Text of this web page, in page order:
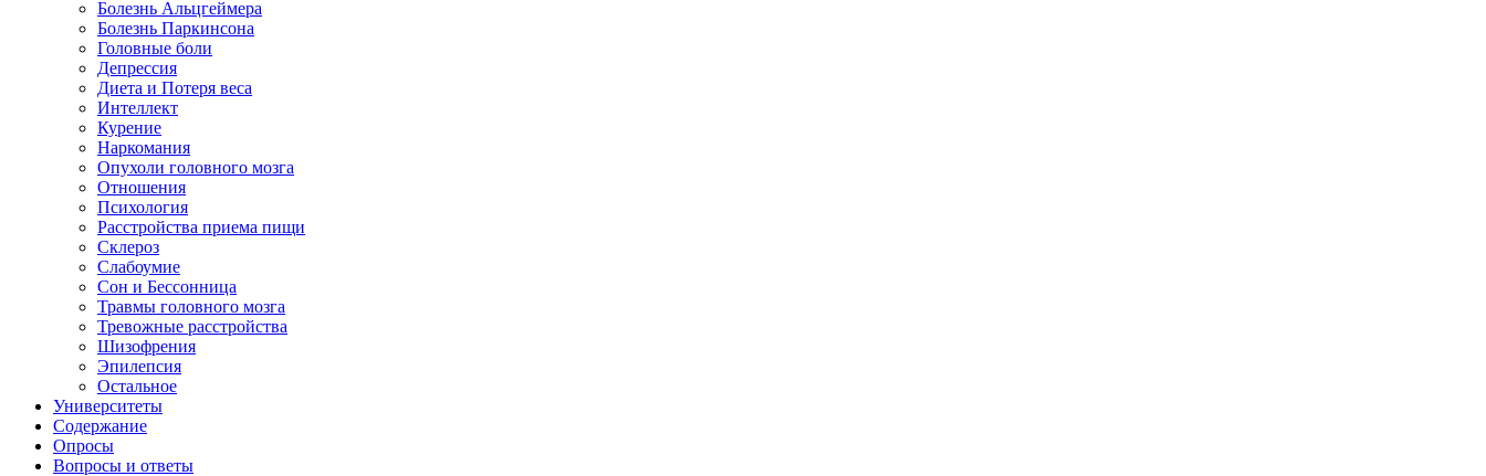
Болезнь Альцгеймера
Болезнь Паркинсона
Головные боли
Депрессия
Диета и Потеря веса
Интеллект
Курение
Наркомания
Опухоли головного мозга
Отношения
Психология
Расстройства приема пищи
Склероз
Слабоумие
Сон и Бессонница
Травмы головного мозга
Тревожные расстройства
Шизофрения
Эпилепсия
Остальное
Университеты
Содержание
Опросы
Вопросы и ответы